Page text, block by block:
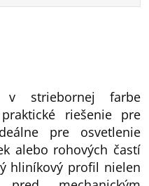
striebornej farbe
riešenie pre
pre osvetlenie
alebo rohových častí
hliníkový profil nielen